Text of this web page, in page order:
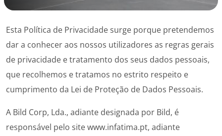
Esta Política de Privacidade surge porque pretendemos
dar a conhecer aos nossos utilizadores as regras gerais
de privacidade e tratamento dos seus dados pessoais,
que recolhemos e tratamos no estrito respeito e
cumprimento da Lei de Proteção de Dados Pessoais.
A Bild Corp, Lda., adiante designada por Bild, é
responsável pelo sitewww.infatima.pt, adiante